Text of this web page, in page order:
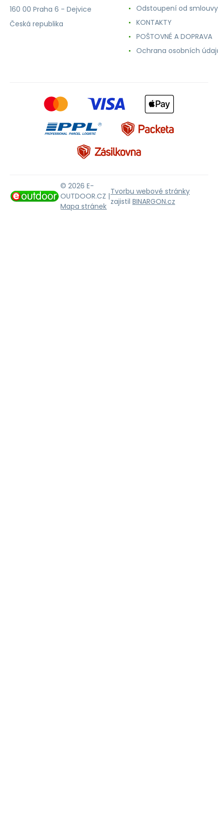
160 00 Praha 6 - Dejvice
Česká republika
Odstoupení od smlouvy
KONTAKTY
POŠTOVNÉ A DOPRAVA
Ochrana osobních
© 2026 E-
OUTDOOR.CZ |
Mapa stránek
Tvorbu webové stránky
zajistil BINARGON.cz